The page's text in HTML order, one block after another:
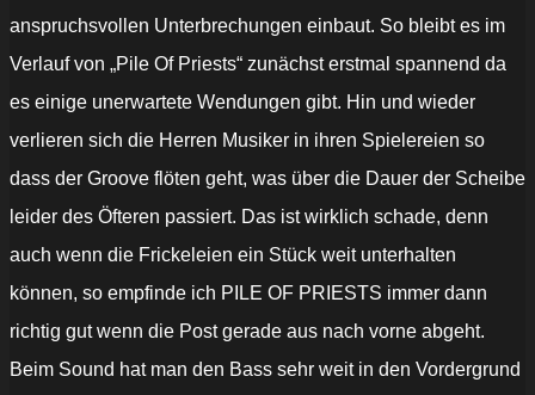
anspruchsvollen Unterbrechungen einbaut. So bleibt es im
Verlauf von „Pile Of Priests“ zunächst erstmal spannend da
es einige unerwartete Wendungen gibt. Hin und wieder
verlieren sich die Herren Musiker in ihren Spielereien so
dass der Groove flöten geht, was über die Dauer der Scheibe
leider des Öfteren passiert. Das ist wirklich schade, denn
auch wenn die Frickeleien ein Stück weit unterhalten
können, so empfinde ich PILE OF PRIESTS immer dann
richtig gut wenn die Post gerade aus nach vorne abgeht.
Beim Sound hat man den Bass sehr weit in den Vordergrund